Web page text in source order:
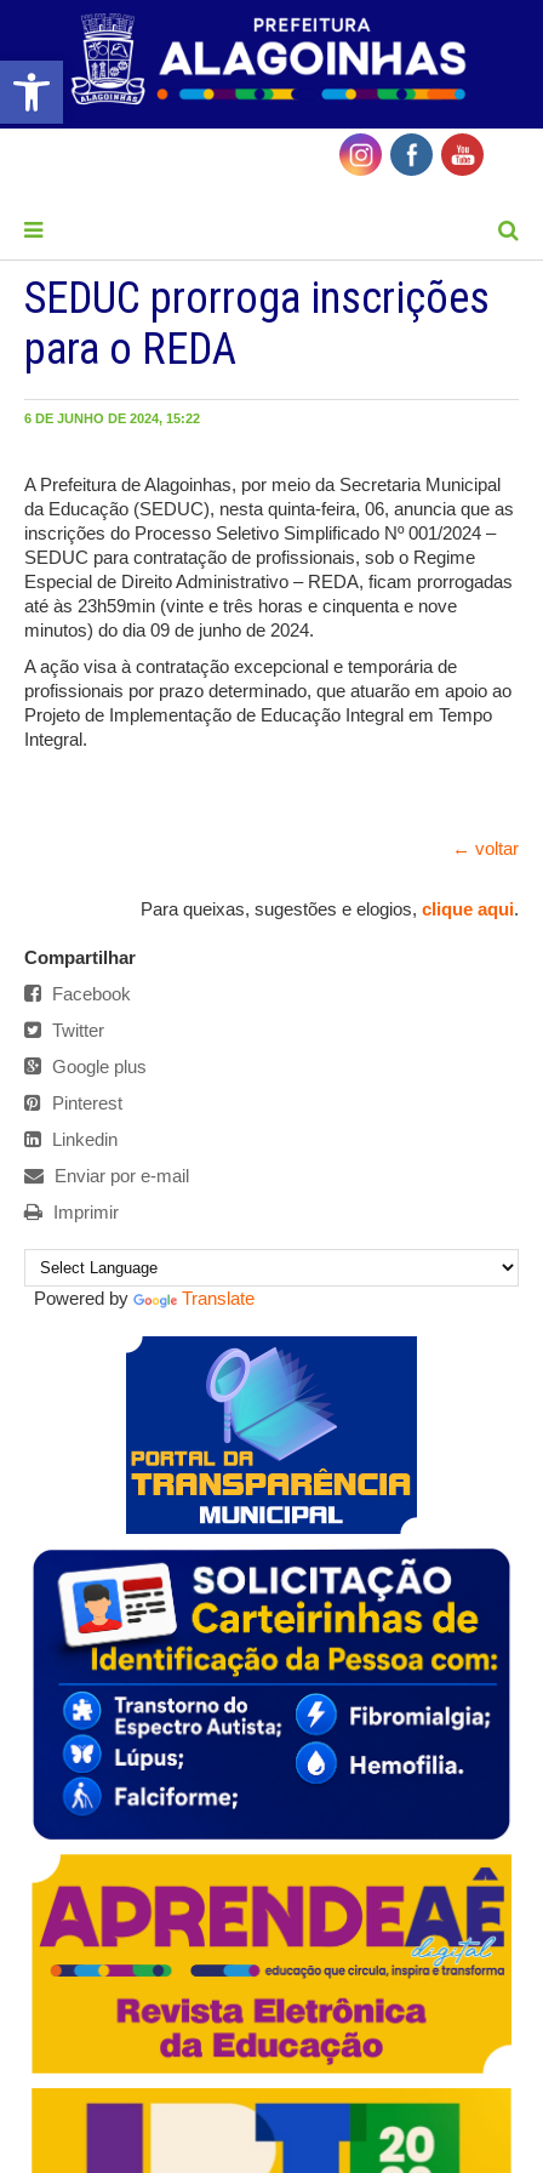
Barra de Ferramentas Aberta
SEDUC prorroga inscrições
para o REDA
6 DE JUNHO DE 2024, 15:22
A Prefeitura de Alagoinhas, por meio da Secretaria Municipal
da Educação (SEDUC), nesta quinta-feira, 06, anuncia que as
inscrições do Processo Seletivo Simplificado Nº 001/2024 –
SEDUC para contratação de profissionais, sob o Regime
Especial de Direito Administrativo – REDA, ficam prorrogadas
até às 23h59min (vinte e três horas e cinquenta e nove
minutos) do dia 09 de junho de 2024.
A ação visa à contratação excepcional e temporária de
profissionais por prazo determinado, que atuarão em apoio ao
Projeto de Implementação de Educação Integral em Tempo
Integral.
← voltar
Para queixas, sugestões e elogios, clique aqui.
Compartilhar
Facebook
Twitter
Google plus
Pinterest
Linkedin
Enviar por e-mail
Imprimir
Powered by Translate